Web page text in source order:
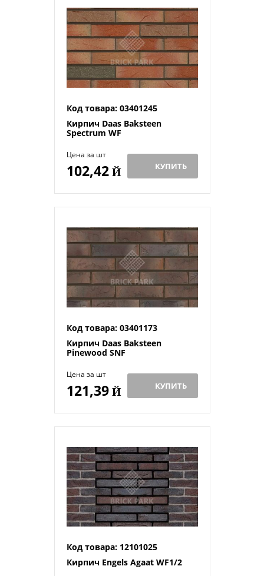
Код товара: 03401245
Кирпич Daas Baksteen
Spectrum WF
Цена за шт
102,42Й КУПИТЬ
Код товара: 03401173
Кирпич Daas Baksteen
Pinewood SNF
Цена за шт
121,39Й КУПИТЬ
Код товара: 12101025
Кирпич Engels Agaat WF1/2